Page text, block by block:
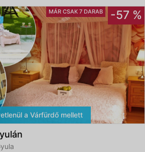
MÁR CSAK 7 DARAB -57 %
a Várfürdő mellett